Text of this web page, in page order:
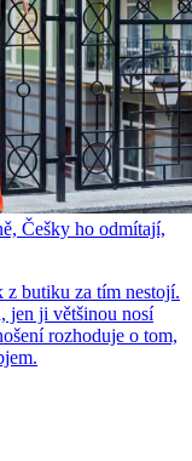
Češky ho odmítají,
z butiku za tím nestojí.
jen ji většinou nosí
rozhoduje o tom,